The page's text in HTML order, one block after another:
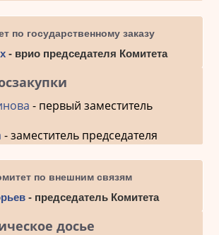
по государственному заказу
- врио председателя Комитета
- первый заместитель
- заместитель председателя
по внешним связям
- председатель Комитета
досье